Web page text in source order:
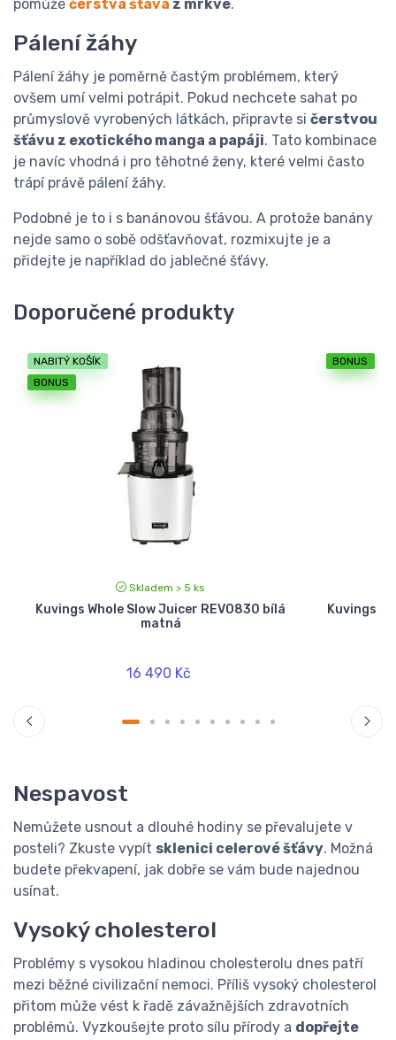
pomůže čerstvá šťáva z mrkve.
Pálení žáhy
Pálení žáhy je poměrně častým problémem, který
ovšem umí velmi potrápit. Pokud nechcete sahat po
průmyslově vyrobených látkách, připravte si čerstvou
šťávu z exotického manga a papáji. Tato kombinace
je navíc vhodná i pro těhotné ženy, které velmi často
trápí právě pálení žáhy.
Podobné je to i s banánovou šťávou. A protože banány
nejde samo o sobě odšťavňovat, rozmixujte je a
přidejte je například do jablečné šťávy.
Doporučené produkty
NABITÝ KOŠÍK
BONUS
Skladem > 5 ks
Kuvings Whole Slow Juicer REVO830 bílá
matná
16 490 Kč
BONUS
Kuvings
Nespavost
Nemůžete usnout a dlouhé hodiny se převalujete v
posteli? Zkuste vypít sklenici celerové šťávy. Možná
budete překvapení, jak dobře se vám bude najednou
usínat.
Vysoký cholesterol
Problémy s vysokou hladinou cholesterolu dnes patří
mezi běžné civilizační nemoci. Příliš vysoký cholesterol
přitom může vést k řadě závažnějších zdravotních
problémů. Vyzkoušejte proto sílu přírody a dopřejte